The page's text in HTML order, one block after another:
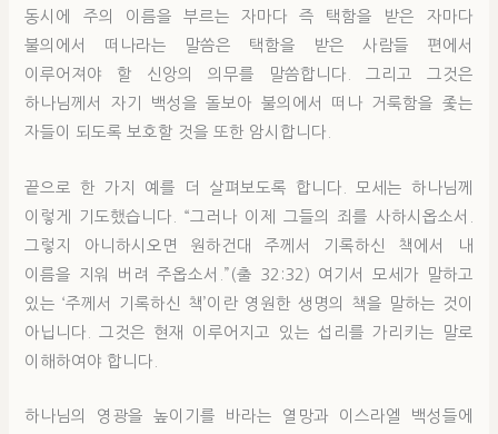
동시에 주의 이름을 부르는 자마다 즉 택함을 받은 자마다
불의에서 떠나라는 말씀은 택함을 받은 사람들 편에서
이루어져야 할 신앙의 의무를 말씀합니다. 그리고 그것은
하나님께서 자기 백성을 돌보아 불의에서 떠나 거룩함을 좇는
자들이 되도록 보호할 것을 또한 암시합니다.
끝으로 한 가지 예를 더 살펴보도록 합니다. 모세는 하나님께
이렇게 기도했습니다. “그러나 이제 그들의 죄를 사하시옵소서.
그렇지 아니하시오면 원하건대 주께서 기록하신 책에서 내
이름을 지워 버려 주옵소서.”(출 32:32) 여기서 모세가 말하고
있는 ‘주께서 기록하신 책’이란 영원한 생명의 책을 말하는 것이
아닙니다. 그것은 현재 이루어지고 있는 섭리를 가리키는 말로
이해하여야 합니다.
하나님의 영광을 높이기를 바라는 열망과 이스라엘 백성들에